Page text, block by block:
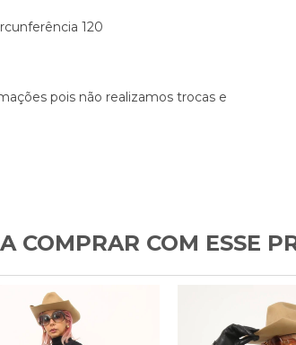
120
pois não realizamos trocas e
COMPRAR COM ESSE